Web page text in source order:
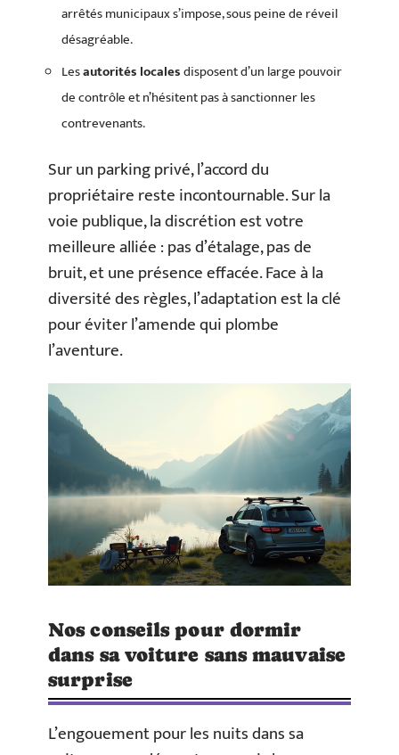
arrêtés municipaux s’impose, sous peine de réveil
désagréable.
Lesautorités localesdisposent d’un large pouvoir
de contrôle et n’hésitent pas à sanctionner les
contrevenants.
Sur un parking privé, l’accord du
propriétaire reste incontournable. Sur la
voie publique, la discrétion est votre
meilleure alliée : pas d’étalage, pas de
bruit, et une présence effacée. Face à la
diversité des règles, l’adaptation est la clé
pour éviter l’amende qui plombe
l’aventure.
Nos conseils pour dormir
dans sa voiture sans mauvaise
surprise
L’engouement pour les nuits dans sa